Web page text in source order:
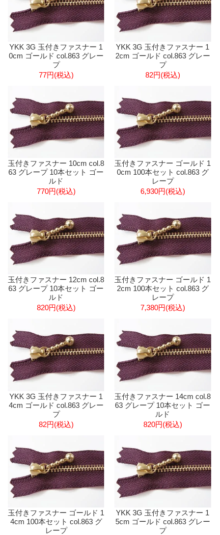
YKK 3G 玉付きファスナー 1
0cm ゴールド col.863 グレー
プ
77円(税込)
YKK 3G 玉付きファスナー 1
2cm ゴールド col.863 グレー
プ
82円(税込)
玉付きファスナー 10cm col.8
63 グレープ 10本セット ゴー
ルド
770円(税込)
玉付きファスナー ゴールド 1
0cm 100本セット col.863 グ
レープ
6,930円(税込)
玉付きファスナー 12cm col.8
63 グレープ 10本セット ゴー
ルド
820円(税込)
玉付きファスナー ゴールド 1
2cm 100本セット col.863 グ
レープ
7,380円(税込)
YKK 3G 玉付きファスナー 1
4cm ゴールド col.863 グレー
プ
82円(税込)
玉付きファスナー 14cm col.8
63 グレープ 10本セット ゴー
ルド
820円(税込)
玉付きファスナー ゴールド 1
4cm 100本セット col.863 グ
レープ
YKK 3G 玉付きファスナー 1
5cm ゴールド col.863 グレー
プ